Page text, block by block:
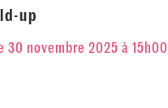
up
30 novembre 2025 à 15h00